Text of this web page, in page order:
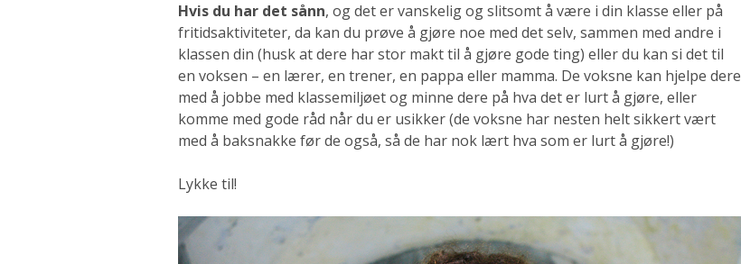
Hvis du har det sånn, og det er vanskelig og slitsomt å være i din klasse eller på
fri­tidsaktiviteter, da kan du prøve å gjøre noe med det selv, sammen med andre i
klassen din (husk at dere har stor makt til å gjøre gode ting) eller du kan si det til
en voksen – en lærer, en trener, en pappa eller mamma. De voksne kan hjelpe dere
med å jobbe med klassemiljøet og minne dere på hva det er lurt å gjøre, eller
komme med gode råd når du er usikker (de voksne har nesten helt sikkert vært
med å baksnakke før de også, så de har nok lært hva som er lurt å gjøre!)
Lykke til!